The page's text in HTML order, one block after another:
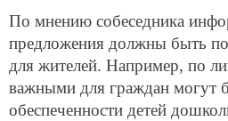
По мнению собеседника
предложения должны быть
для жителей. Например, по
важными для граждан могут
обеспеченности детей